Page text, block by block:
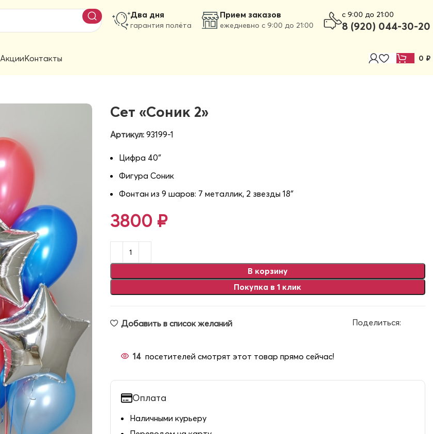
Два дня
гарантия полёта
Прием заказов
ежедневно с 9:00 до 21:00
c 9:00 до 21:00
8 (920) 044-30-20
АкцииКонтакты 0 ₽
Сет «Соник 2»
Артикул: 93199-1
Цифра 40″
Фигура Соник
Фонтан из 9 шаров: 7 металлик, 2 звезды 18″
3800 ₽
В корзину
Покупка в 1 клик
Добавить в список желаний Поделиться:
14 посетителей смотрят этот товар прямо сейчас!
Оплата
Наличными курьеру